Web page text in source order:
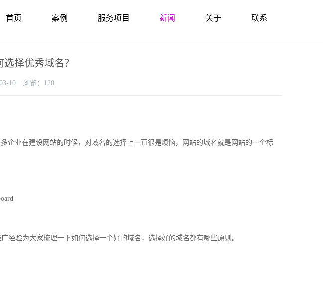
首页 案例 服务项目 新闻 关于 联系
择优秀域名？
10 浏览： 120
业在建设网站的时候，对域名的选择上一直很是烦恼，网站的域名就是网站的一个标
广经验为大家梳理一下如何选择一个好的域名，选择好的域名都有哪些原则。